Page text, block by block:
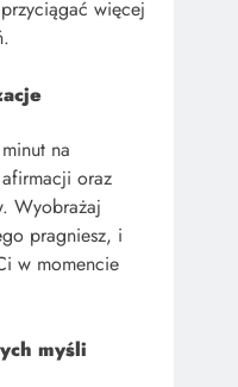
więcej
na
oraz
Wyobrażaj
pragniesz, i
w momencie
myśli